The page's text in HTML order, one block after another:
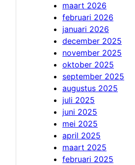
maart 2026
februari 2026
januari 2026
december 2025
november 2025
oktober 2025
september 2025
augustus 2025
juli 2025
juni 2025
mei 2025
april 2025
maart 2025
februari 2025